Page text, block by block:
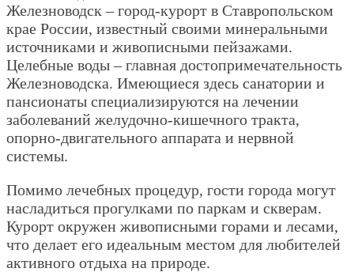
Железноводск – город-курорт в Ставропольском
крае России, известный своими минеральными
источниками и живописными пейзажами.
Целебные воды – главная достопримечательность
Железноводска. Имеющиеся здесь санатории и
пансионаты специализируются на лечении
заболеваний желудочно-кишечного тракта,
опорно-двигательного аппарата и нервной
системы.
Помимо лечебных процедур, гости города могут
насладиться прогулками по паркам и скверам.
Курорт окружен живописными горами и лесами,
что делает его идеальным местом для любителей
активного отдыха на природе.